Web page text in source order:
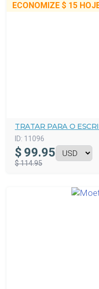
ECONOMIZE $ 15
TRATAR PARA O
ID: 11096
$ 99.95
$ 114.95